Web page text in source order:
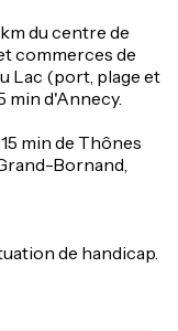
du centre de
commerces de
Lac (port, plage et
min d'Annecy.
min de Thônes
Bornand,
de handicap.